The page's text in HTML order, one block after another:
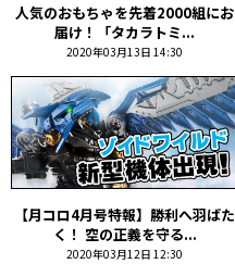
人気のおもちゃを先着2000組にお
届け！「タカラトミ...
2020年03月13日 14:30
【月コロ4月号特報】勝利へ羽ばた
く！ 空の正義を守る...
2020年03月12日 12:30